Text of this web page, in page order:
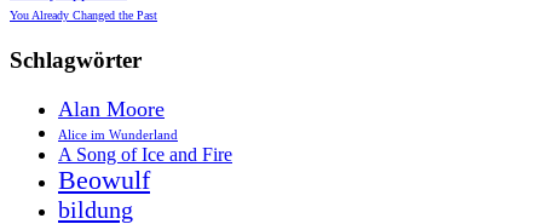
You Already Changed the Past
Schlagwörter
Alan Moore
Alice im Wunderland
A Song of Ice and Fire
Beowulf
bildung